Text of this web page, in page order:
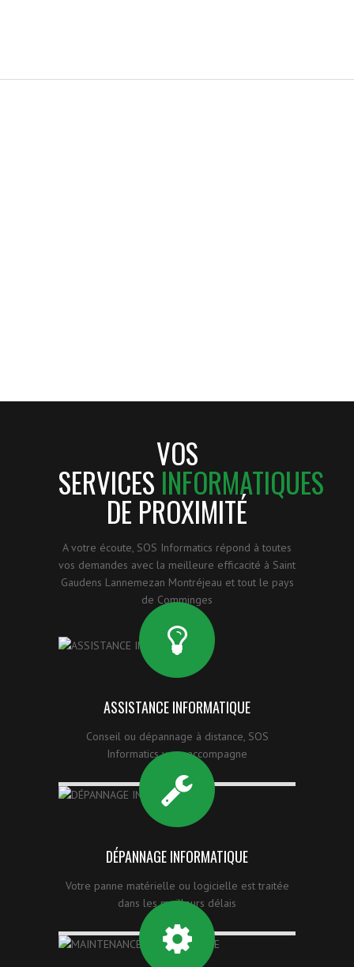
VOS
SERVICES INFORMATIQUES
DE PROXIMITÉ
A votre écoute, SOS Informatics répond à toutes
vos demandes avec la meilleure efficacité à Saint
Gaudens Lannemezan Montréjeau et tout le pays
de Comminges
ASSISTANCE INFORMATIQUE
Conseil ou dépannage à distance, SOS
Informatics vous accompagne
DÉPANNAGE INFORMATIQUE
Votre panne matérielle ou logicielle est traitée
dans les meilleurs délais